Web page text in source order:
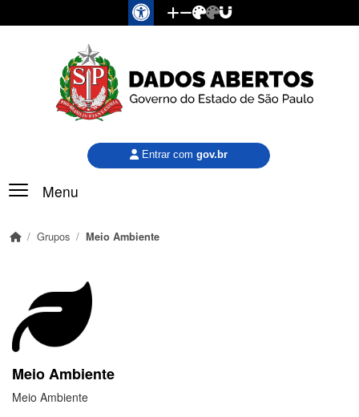
Pular para o conteúdo principal
Menu
Entrar com gov.br
Grupos Meio Ambiente
Meio Ambiente
Meio Ambiente